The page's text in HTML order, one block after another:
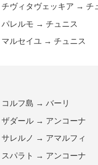
チヴィタヴェッキア → チ
パレルモ → チュニス
マルセイユ → チュニス
コルフ島 → バーリ
ザダール → アンコーナ
サレルノ → アマルフィ
スパラト → アンコーナ